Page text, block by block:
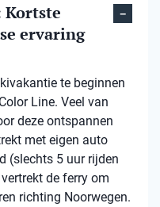
Kortste
ervaring
te beginnen
Line. Veel van
deze ontspannen
met eigen auto
(slechts 5 uur rijden
de ferry om
richting Noorwegen.